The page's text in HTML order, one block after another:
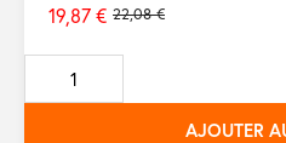
Prix
de
base
22,08 €
19,87 €
AJOUTER